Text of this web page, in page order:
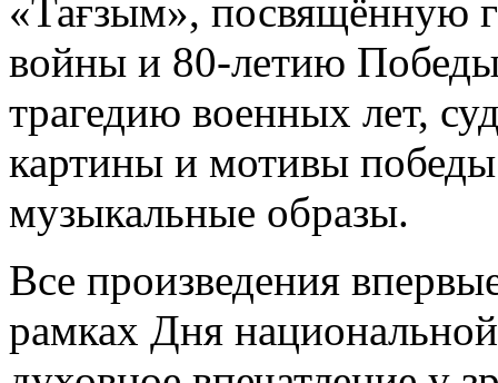
«Тағзым», посвящённую
войны и 80-летию
трагедию военных лет,
картины и мотивы
музыкальные образы.
Все произведения
рамках Дня